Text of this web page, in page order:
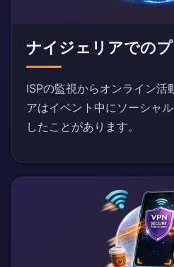
ナイジェリアでの
ISPの監視からオンライン活
アはイベント中にソーシャ
したことがあります。